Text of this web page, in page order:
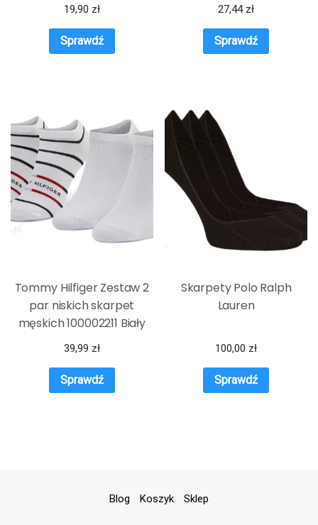
19,90 zł
Sprawdź
27,44 zł
Sprawdź
Tommy Hilfiger Zestaw 2
par niskich skarpet
męskich 100002211 Biały
39,99 zł
Sprawdź
Skarpety Polo Ralph
Lauren
100,00 zł
Sprawdź
Blog Koszyk Sklep